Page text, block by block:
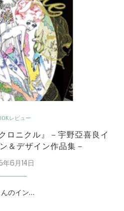
レビュー
ロニクル』－宇野亞喜良イ
＆デザイン作品集－
年6月14日
のイン…